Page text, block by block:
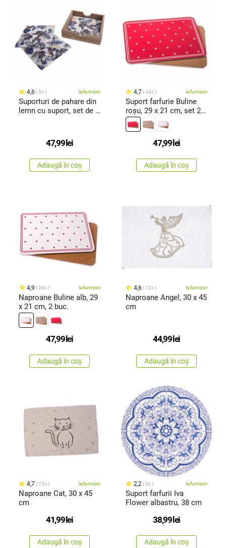
4,6 5x la furnizor
Suporturi de pahare din
lemn cu suport, set de 4
47,99 lei
Adaugă în coș
4,7 44x la furnizor
Suport farfurie Buline
roșu, 29 x 21 cm, set 2
buc
47,99 lei
Adaugă în coș
4,9 20x la furnizor
Naproane Buline alb, 29
x 21 cm, 2 buc.
47,99 lei
Adaugă în coș
4,6 12x la furnizor
Naproane Angel, 30 x 45
cm
44,99 lei
Adaugă în coș
4,7 15x la furnizor
Naproane Cat, 30 x 45
cm
41,99 lei
Adaugă în coș
2,2 3x la furnizor
Suport farfurii Iva
Flower albastru, 38 cm
38,99 lei
Adaugă în coș